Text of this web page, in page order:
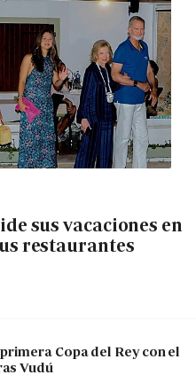
sus vacaciones en
restaurantes
Copa del Rey con el
Vudú